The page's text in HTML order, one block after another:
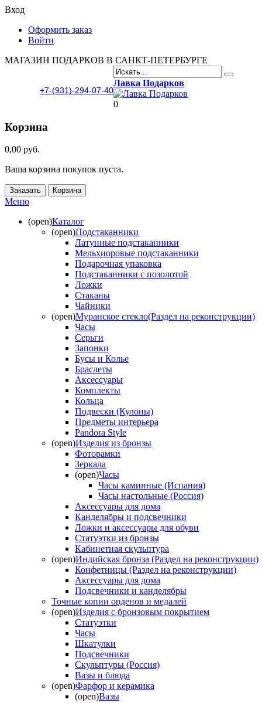
Вход
Оформить заказ
Войти
МАГАЗИН ПОДАРКОВ В САНКТ-ПЕТЕРБУРГЕ
+7-(931)-294-07-40
Лавка Подарков
0
Корзина
0,00 руб.
Ваша корзина покупок пуста.
Заказать Корзина
Меню
(open)Каталог
(open)Подстаканники
Латунные подстаканники
Мельхиоровые подстаканники
Подарочная упаковка
Подстаканники с позолотой
Ложки
Стаканы
Чайники
(open)Муранское стекло(Раздел на реконструкции)
Часы
Серьги
Запонки
Бусы и Колье
Браслеты
Аксессуары
Комплекты
Кольца
Подвески (Кулоны)
Предметы интерьера
Pandora Style
(open)Изделия из бронзы
Фоторамки
Зеркала
(open)Часы
Часы каминные (Испания)
Часы настольные (Россия)
Аксессуары для дома
Канделябры и подсвечники
Ложки и аксессуары для обуви
Статуэтки из бронзы
Кабинетная скульптура
(open)Индийская бронза (Раздел на реконструкции)
Конфетницы (Раздел на реконструкции)
Аксессуары для дома
Подсвечники и канделябры
Точные копии орденов и медалей
(open)Изделия с бронзовым покрытием
Статуэтки
Часы
Шкатулки
Подсвечники
Скульптуры (Россия)
Вазы и блюда
(open)Фарфор и керамика
(open)Вазы